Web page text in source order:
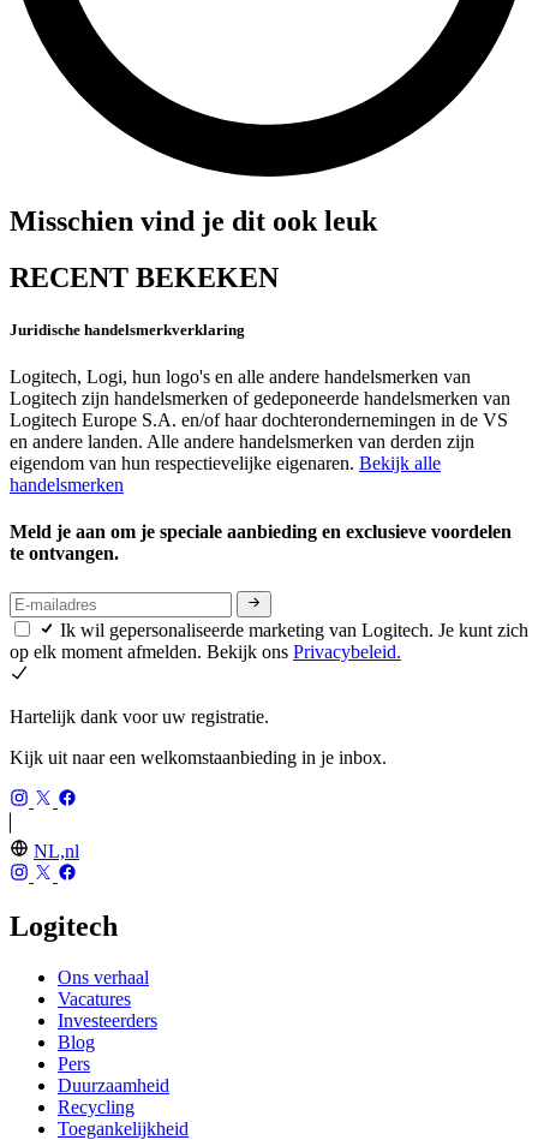
Misschien vind je dit ook leuk
RECENT BEKEKEN
Juridische handelsmerkverklaring
Logitech, Logi, hun logo's en alle andere handelsmerken van
Logitech zijn handelsmerken of gedeponeerde handelsmerken van
Logitech Europe S.A. en/of haar dochterondernemingen in de VS
en andere landen. Alle andere handelsmerken van derden zijn
eigendom van hun respectievelijke eigenaren. Bekijk alle
handelsmerken
Meld je aan om je speciale aanbieding en exclusieve voordelen
te ontvangen.
Ik wil gepersonaliseerde marketing van Logitech. Je kunt zich
op elk moment afmelden. Bekijk ons Privacybeleid.
Hartelijk dank voor uw registratie.
Kijk uit naar een welkomstaanbieding in je inbox.
NL,nl
Logitech
Ons verhaal
Vacatures
Investeerders
Blog
Pers
Duurzaamheid
Recycling
Toegankelijkheid